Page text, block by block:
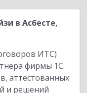
в Асбесте,
ИТС)
фирмы 1С.
аттестованных
и решений